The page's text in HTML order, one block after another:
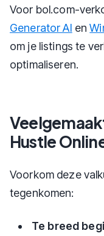
Voor bol.com-
Generator AI en
om je listings te
optimaliseren.
Hustle
Voorkom deze
tegenkomen:
Te breed